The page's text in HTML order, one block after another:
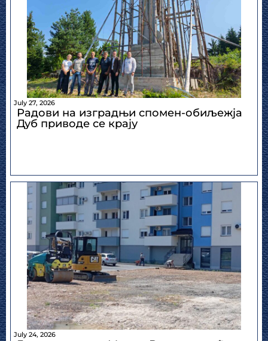
July 27, 2026
Радови на изградњи спомен-обиљежја
Дуб приводе се крају
July 24, 2026